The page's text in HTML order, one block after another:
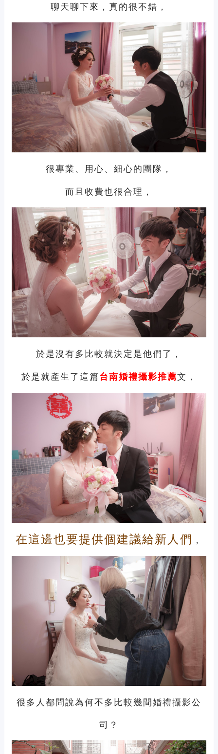
聊天聊下來，真的很不錯，
很專業、用心、細心的團隊，
而且收費也很合理，
於是沒有多比較就決定是他們了，
於是就產生了這篇 台南婚禮攝影推薦文，
在這邊也要提供個建議給新人們 ，
很多人都問說為何不多比較幾間婚禮攝影公
司？